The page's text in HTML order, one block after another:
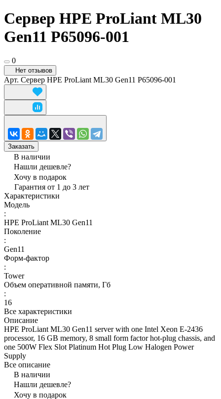
Сервер HPE ProLiant ML30
Gen11 P65096-001
0
Нет отзывов
Арт. Сервер HPE ProLiant ML30 Gen11 P65096-001
Заказать
В наличии
Нашли дешевле?
Хочу в подарок
Гарантия от 1 до 3 лет
Характеристики
Модель
:
HPE ProLiant ML30 Gen11
Поколение
:
Gen11
Форм-фактор
:
Tower
Объем оперативной памяти, Гб
:
16
Все характеристики
Описание
HPE ProLiant ML30 Gen11 server with one Intel Xeon E-2436
processor, 16 GB memory, 8 small form factor hot-plug chassis, and
one 500W Flex Slot Platinum Hot Plug Low Halogen Power
Supply
Все описание
В наличии
Нашли дешевле?
Хочу в подарок